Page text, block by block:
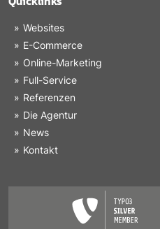
Websites
E-Commerce
Online-Marketing
Full-Service
Referenzen
Die Agentur
News
Kontakt